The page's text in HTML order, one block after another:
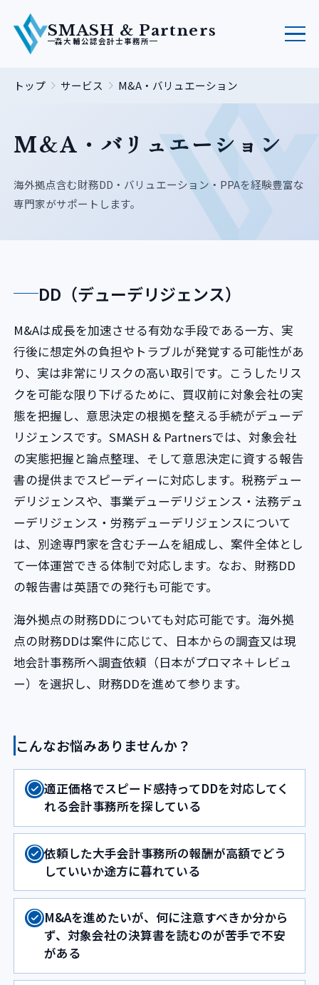
SMASH & Partners
森大輔公認会計士事務所
トップ サービス M&A・バリュエーション
M&A・バリュエーション
海外拠点含む財務DD・バリュエーション・PPAを経験豊富な
専門家がサポートします。
DD（デューデリジェンス）
M&Aは成長を加速させる有効な手段である一方、実
行後に想定外の負担やトラブルが発覚する可能性があ
り、実は非常にリスクの高い取引です。こうしたリス
クを可能な限り下げるために、買収前に対象会社の実
態を把握し、意思決定の根拠を整える手続がデューデ
リジェンスです。SMASH & Partnersでは、対象会社
の実態把握と論点整理、そして意思決定に資する報告
書の提供までスピーディーに対応します。税務デュー
デリジェンスや、事業デューデリジェンス・法務デュ
ーデリジェンス・労務デューデリジェンスについて
は、別途専門家を含むチームを組成し、案件全体とし
て一体運営できる体制で対応します。なお、財務DD
の報告書は英語での発行も可能です。
海外拠点の財務DDについても対応可能です。海外拠
点の財務DDは案件に応じて、日本からの調査又は現
地会計事務所へ調査依頼（日本がプロマネ＋レビュ
ー）を選択し、財務DDを進めて参ります。
こんなお悩みありませんか？
適正価格でスピード感持ってDDを対応してく
れる会計事務所を探している
依頼した大手会計事務所の報酬が高額でどう
していいか途方に暮れている
M&Aを進めたいが、何に注意すべきか分から
ず、対象会社の決算書を読むのが苦手で不安
がある